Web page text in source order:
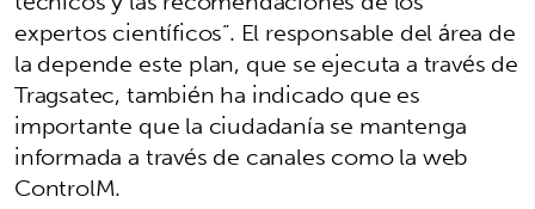
expertos científicos”. El responsable del área de
la depende este plan, que se ejecuta a través de
Tragsatec, también ha indicado que es
importante que la ciudadanía se mantenga
informada a través de canales como la web
ControlM.